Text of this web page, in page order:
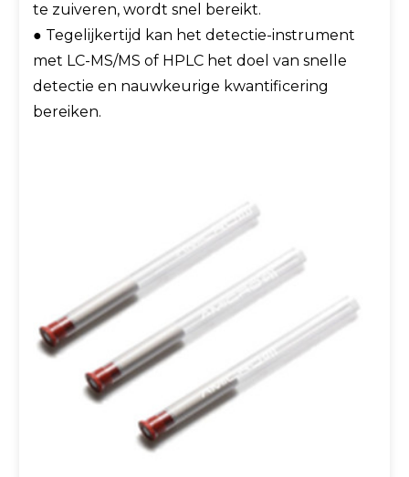
te zuiveren, wordt snel bereikt.
● Tegelijkertijd kan het detectie-instrument
met LC-MS/MS of HPLC het doel van snelle
detectie en nauwkeurige kwantificering
bereiken.